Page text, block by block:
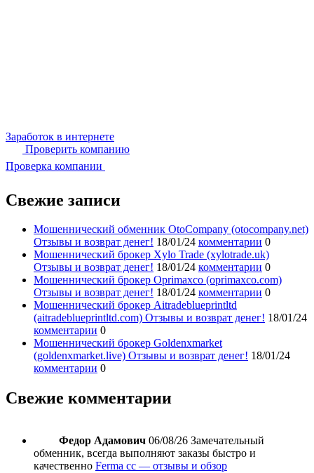
Заработок в интернете
Проверить компанию
Проверка компании
Свежие записи
Мошеннический обменник OtoCompany (otocompany.net)
Отзывы и возврат денег! 18/01/24 комментарии 0
Мошеннический брокер Xylo Trade (xylotrade.uk)
Отзывы и возврат денег! 18/01/24 комментарии 0
Мошеннический брокер Oprimaxco (oprimaxco.com)
Отзывы и возврат денег! 18/01/24 комментарии 0
Мошеннический брокер Aitradeblueprintltd
(aitradeblueprintltd.com) Отзывы и возврат денег! 18/01/24
комментарии 0
Мошеннический брокер Goldenxmarket
(goldenxmarket.live) Отзывы и возврат денег! 18/01/24
комментарии 0
Свежие комментарии
Федор Адамович 06/08/26 Замечательный
обменник, всегда выполняют заказы быстро и
качественно Ferma cc — отзывы и обзор